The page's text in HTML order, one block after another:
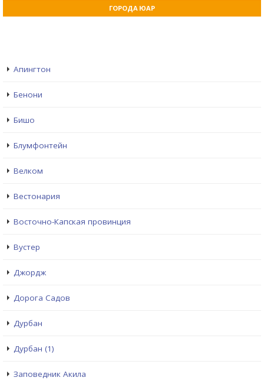
ГОРОДА ЮАР
Апингтон
Бенони
Бишо
Блумфонтейн
Велком
Вестонария
Восточно-Капская провинция
Вустер
Джордж
Дорога Садов
Дурбан
Дурбан (1)
Заповедник Акила